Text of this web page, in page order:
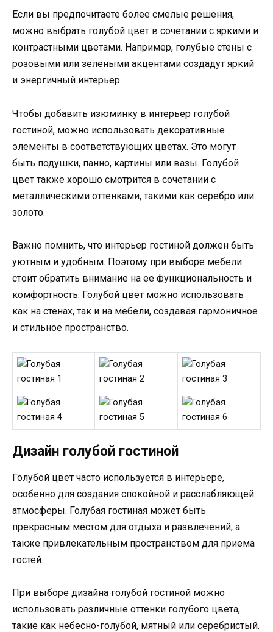
Если вы предпочитаете более смелые решения,
можно выбрать голубой цвет в сочетании с яркими и
контрастными цветами. Например, голубые стены с
розовыми или зелеными акцентами создадут яркий
и энергичный интерьер.
Чтобы добавить изюминку в интерьер голубой
гостиной, можно использовать декоративные
элементы в соответствующих цветах. Это могут
быть подушки, панно, картины или вазы. Голубой
цвет также хорошо смотрится в сочетании с
металлическими оттенками, такими как серебро или
золото.
Важно помнить, что интерьер гостиной должен быть
уютным и удобным. Поэтому при выборе мебели
стоит обратить внимание на ее функциональность и
комфортность. Голубой цвет можно использовать
как на стенах, так и на мебели, создавая гармоничное
и стильное пространство.
Дизайн голубой гостиной
Голубой цвет часто используется в интерьере,
особенно для создания спокойной и расслабляющей
атмосферы. Голубая гостиная может быть
прекрасным местом для отдыха и развлечений, а
также привлекательным пространством для приема
гостей.
При выборе дизайна голубой гостиной можно
использовать различные оттенки голубого цвета,
такие как небесно-голубой, мятный или серебристый.